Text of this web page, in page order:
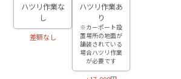
ハツリ作業な
し
差額なし
ハツリ作業あ
り
※カーポート設
置場所の地面が
舗装されている
場合ハツリ作業
が必要です